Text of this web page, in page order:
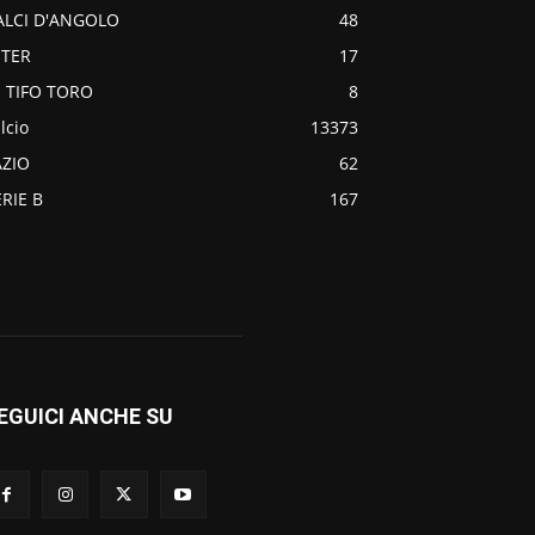
D'ANGOLO
48
17
TIFO TORO
8
13373
62
B
167
ANCHE SU